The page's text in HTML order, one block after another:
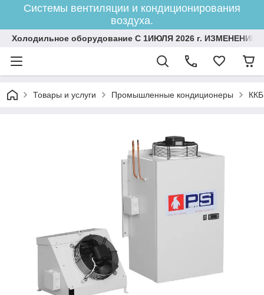
Системы вентиляции и кондиционирования
воздуха.
Холодильное оборудование С 1ИЮЛЯ 2026 г.
Товары и услуги Промышленные кондиционеры